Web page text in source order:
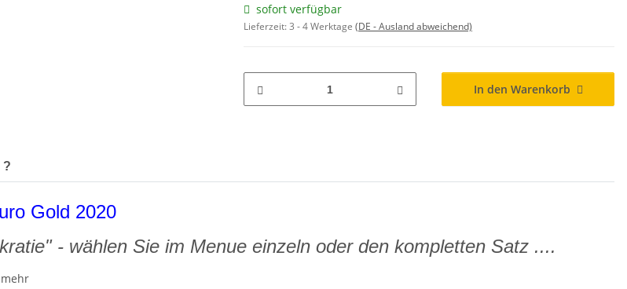
sofort verfügbar
Lieferzeit:3 - 4 Werktage (DE - Ausland abweichend)
In den Warenkorb
?
Gold 2020
- wählen Sie im Menue einzeln oder den kompletten Satz ....